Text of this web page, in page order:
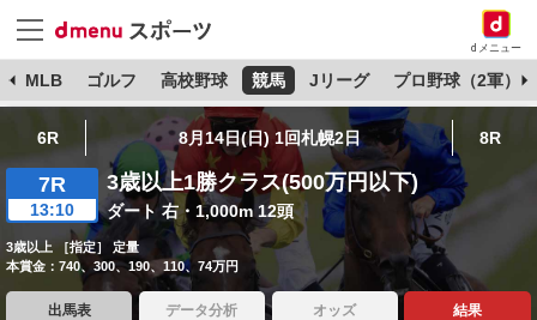
dメニュー
MLB ゴルフ 高校野球 競馬 Jリーグ プロ野球（2軍）
6R 8月14日(日) 1回札幌2日 8R
7R
13:10
3歳以上1勝クラス(500万円以下)
ダート 右・1,000m 12頭
3歳以上 ［指定］ 定量
本賞金：740、300、190、110、74万円
出馬表 データ分析 オッズ 結果